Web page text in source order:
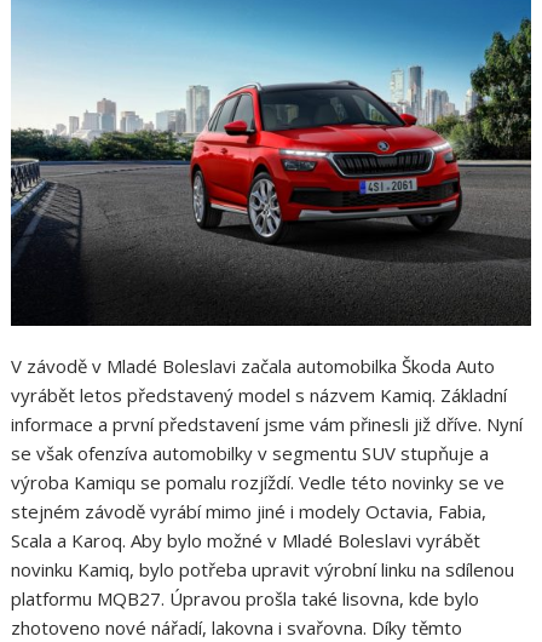
V závodě v Mladé Boleslavi začala automobilka Škoda Auto
vyrábět letos představený model s názvem Kamiq. Základní
informace a první představení jsme vám přinesli již dříve. Nyní
se však ofenzíva automobilky v segmentu SUV stupňuje a
výroba Kamiqu se pomalu rozjíždí. Vedle této novinky se ve
stejném závodě vyrábí mimo jiné i modely Octavia, Fabia,
Scala a Karoq. Aby bylo možné v Mladé Boleslavi vyrábět
novinku Kamiq, bylo potřeba upravit výrobní linku na sdílenou
platformu MQB27. Úpravou prošla také lisovna, kde bylo
zhotoveno nové nářadí, lakovna i svařovna. Díky těmto